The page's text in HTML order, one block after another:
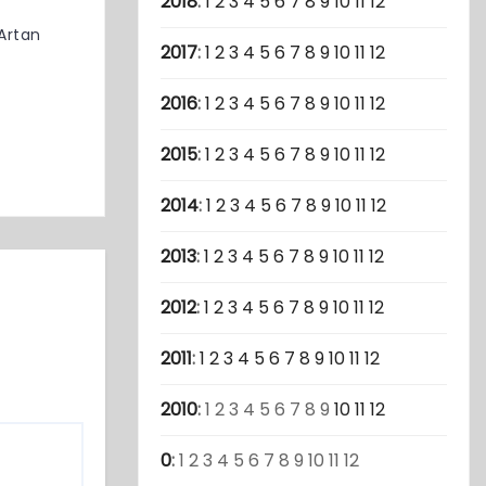
2017:1 23 4 56 7 8 91011 12
2016:1 23 4 56 7 8 91011 12
2015:1 23 4 56 7 8 91011 12
2014:1 23 4 56 7 8 91011 12
2013:1 23 4 56 7 8 91011 12
2012:1 23 4 56 7 8 91011 12
2011:1 23 4 56 7 8 91011 12
2010:1 23 4 5 6 7 8 9 1011 12
0:1 23 4 5 6 7 8 9 10 11 12